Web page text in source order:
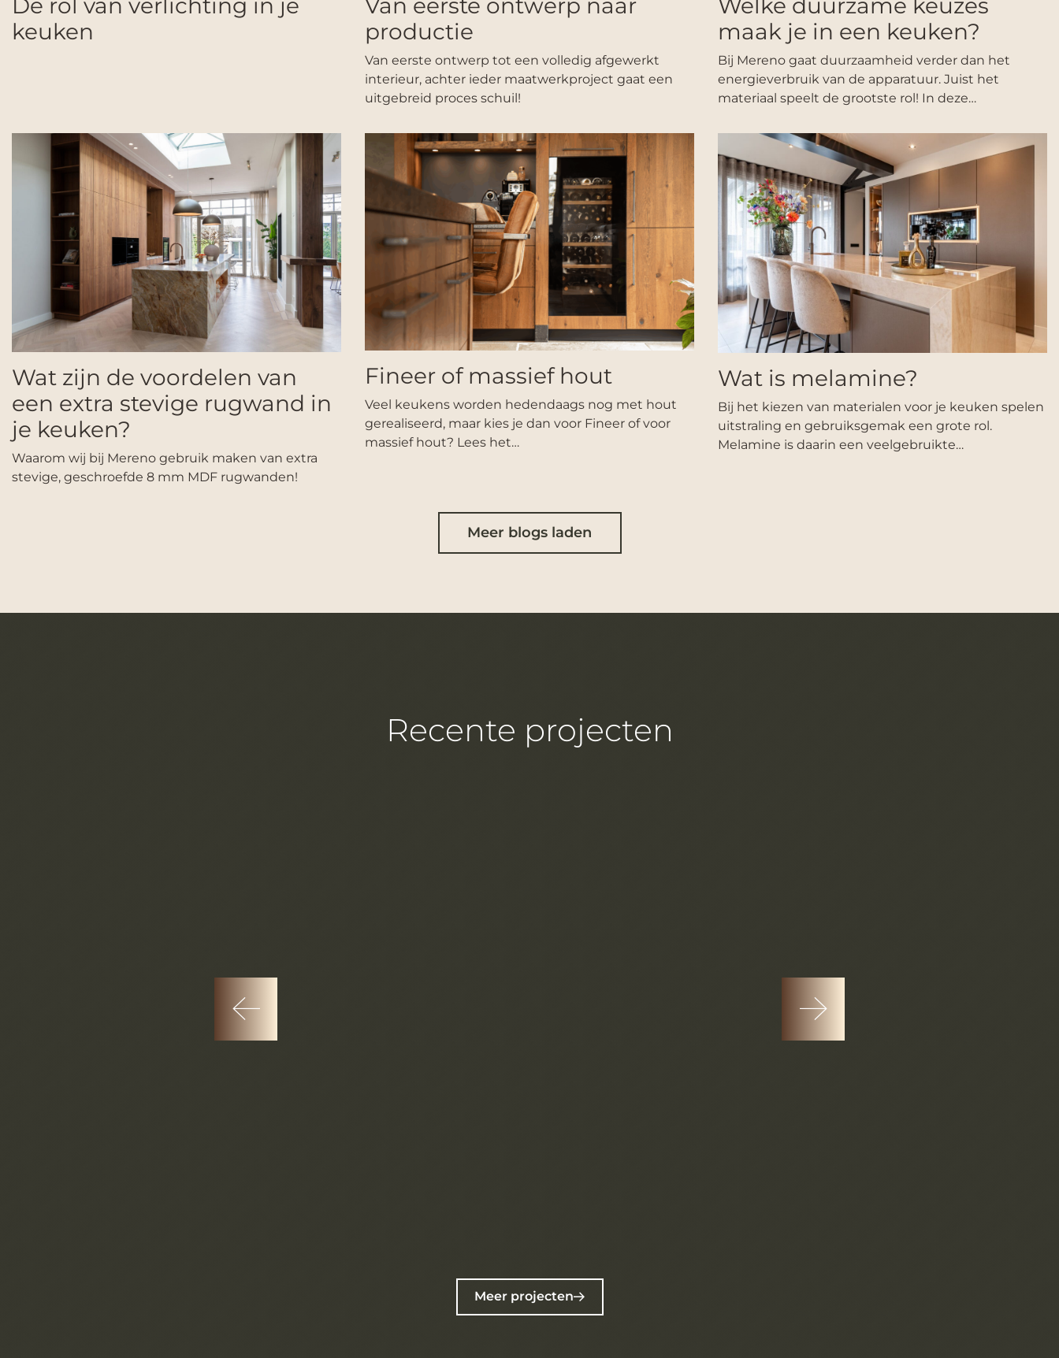
keuken
productie
Van eerste ontwerp tot een volledig afgewerkt
interieur, achter ieder maatwerkproject gaat een
uitgebreid proces schuil!
maak je in een keuken?
Bij Mereno gaat duurzaamheid verder dan het
energieverbruik van de apparatuur. Juist het
materiaal speelt de grootste rol! In deze…
Wat zijn de voordelen van
een extra stevige rugwand in
je keuken?
Waarom wij bij Mereno gebruik maken van extra
stevige, geschroefde 8 mm MDF rugwanden!
Fineer of massief hout
Veel keukens worden hedendaags nog met hout
gerealiseerd, maar kies je dan voor Fineer of voor
massief hout? Lees het…
Wat is melamine?
Bij het kiezen van materialen voor je keuken spelen
uitstraling en gebruiksgemak een grote rol.
Melamine is daarin een veelgebruikte…
Meer blogs laden
Recente projecten
Meer projecten